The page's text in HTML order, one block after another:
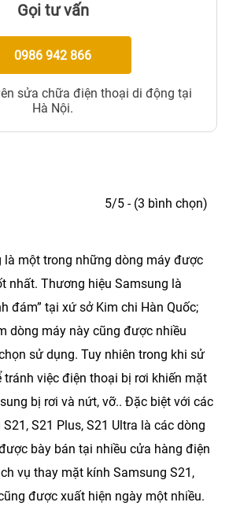
Gọi tư vấn
0986 942 866
sửa chữa điện thoại di động tại
Hà Nội.
5/5 - (3 bình chọn)
một trong những dòng máy được
nhất. Thương hiệu Samsung là
đám” tại xứ sở Kim chi Hàn Quốc;
dòng máy này cũng được nhiều
sử dụng. Tuy nhiên trong khi sử
tránh việc điện thoại bị rơi khiến mặt
bị rơi và nứt, vỡ.. Đặc biệt với các
S21 Plus, S21 Ultra là các dòng
bày bán tại nhiều cửa hàng điện
vụ thay mặt kính Samsung S21,
được xuất hiện ngày một nhiều.